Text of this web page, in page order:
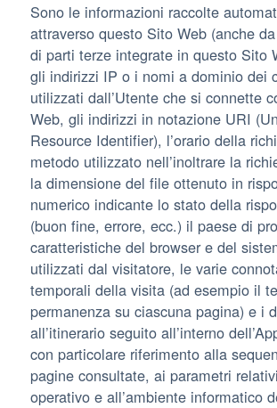
Sono le informazioni raccolte
attraverso questo Sito Web (anche
di parti terze integrate in questo Sito
gli indirizzi IP o i nomi a dominio dei
utilizzati dall’Utente che si connette
Web, gli indirizzi in notazione URI
Resource Identifier), l’orario della
metodo utilizzato nell’inoltrare la
la dimensione del file ottenuto in
numerico indicante lo stato della
(buon fine, errore, ecc.) il paese di
caratteristiche del browser e del
utilizzati dal visitatore, le varie
temporali della visita (ad esempio il
permanenza su ciascuna pagina) e i
all’itinerario seguito all’interno
con particolare riferimento alla
pagine consultate, ai parametri
operativo e all’ambiente informatico